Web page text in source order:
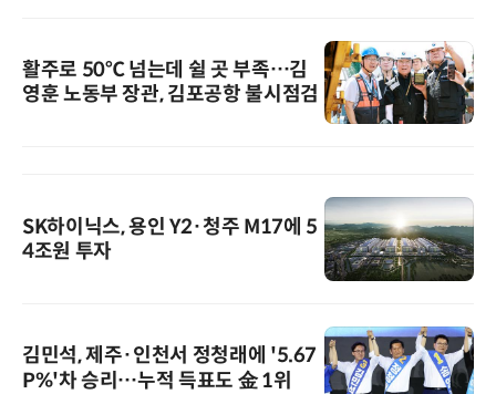
활주로 50℃ 넘는데 쉴 곳 부족…김
영훈 노동부 장관, 김포공항 불시점검
SK하이닉스, 용인 Y2·청주 M17에 5
4조원 투자
김민석, 제주·인천서 정청래에 '5.67
P%'차 승리…누적 득표도 金 1위